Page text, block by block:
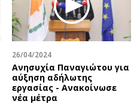
26/04/2024
Ανησυχία Παναγιώτου για
αύξηση αδήλωτης
εργασίας - Ανακοίνωσε
νέα μέτρα